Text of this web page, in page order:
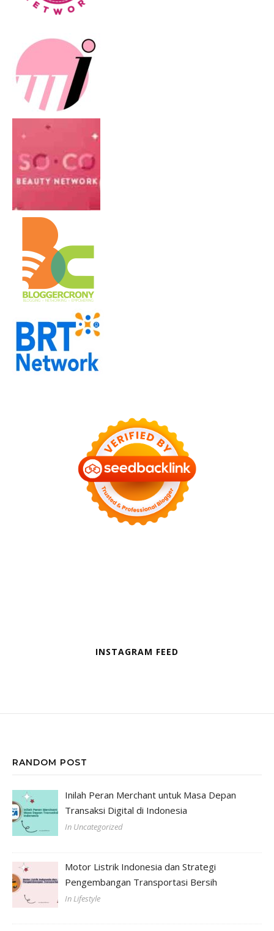
INSTAGRAM FEED
RANDOM POST
Inilah Peran Merchant untuk Masa Depan
Transaksi Digital di Indonesia
In Uncategorized
Motor Listrik Indonesia dan Strategi
Pengembangan Transportasi Bersih
In Lifestyle